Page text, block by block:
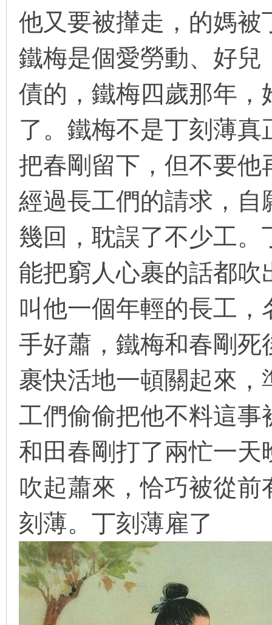
他又要被攆走，的媽
鐵梅是個愛勞動、好
債的，鐵梅四歲那年
了。鐵梅不是丁刻薄
把春剛留下，但不要
經過長工們的請求，
幾回，耽誤了不少工
能把窮人心裹的話都
叫他一個年輕的長工
手好蕭，鐵梅和春剛
裹快活地一頓關起來
工們偷偷把他不料這
和田春剛打了兩忙一
吹起蕭來，恰巧被從
刻薄。丁刻薄雇了